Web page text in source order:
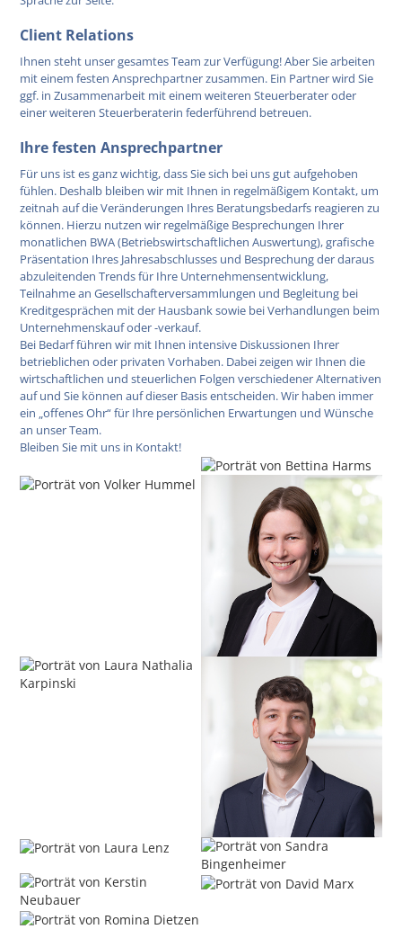
Client Relations
Ihnen steht unser gesamtes Team zur Verfügung! Aber Sie arbeiten
mit einem festen Ansprechpartner zusammen. Ein Partner wird Sie
ggf. in Zusammenarbeit mit einem weiteren Steuerberater oder
einer weiteren Steuerberaterin federführend betreuen.
Ihre festen Ansprechpartner
Für uns ist es ganz wichtig, dass Sie sich bei uns gut aufgehoben
fühlen. Deshalb bleiben wir mit Ihnen in regelmäßigem Kontakt, um
zeitnah auf die Veränderungen Ihres Beratungsbedarfs reagieren zu
können. Hierzu nutzen wir regelmäßige Besprechungen Ihrer
monatlichen BWA (Betriebswirtschaftlichen Auswertung), grafische
Präsentation Ihres Jahresabschlusses und Besprechung der daraus
abzuleitenden Trends für Ihre Unternehmensentwicklung,
Teilnahme an Gesellschafterversammlungen und Begleitung bei
Kreditgesprächen mit der Hausbank sowie bei Verhandlungen beim
Unternehmenskauf oder -verkauf.
Bei Bedarf führen wir mit Ihnen intensive Diskussionen Ihrer
betrieblichen oder privaten Vorhaben. Dabei zeigen wir Ihnen die
wirtschaftlichen und steuerlichen Folgen verschiedener Alternativen
auf und Sie können auf dieser Basis entscheiden. Wir haben immer
ein „offenes Ohr“ für Ihre persönlichen Erwartungen und Wünsche
an unser Team.
Bleiben Sie mit uns in Kontakt!